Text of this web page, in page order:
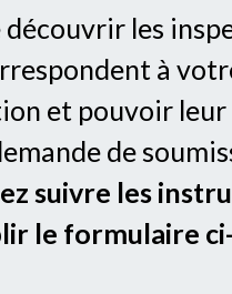
découvrir les
à
et pouvoir leur
de
suivre les
le formulaire